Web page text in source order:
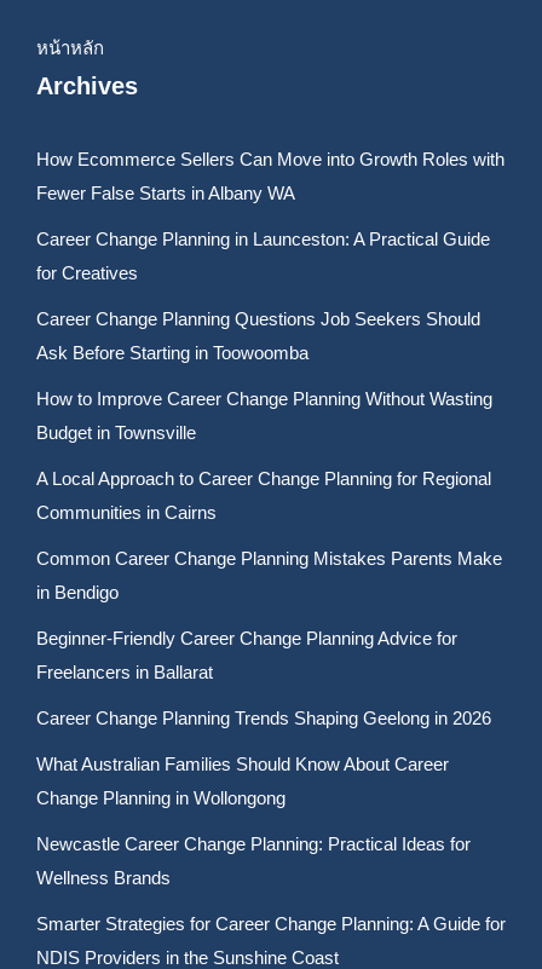
หน้าหลัก
Archives
How Ecommerce Sellers Can Move into Growth Roles with
Fewer False Starts in Albany WA
Career Change Planning in Launceston: A Practical Guide
for Creatives
Career Change Planning Questions Job Seekers Should
Ask Before Starting in Toowoomba
How to Improve Career Change Planning Without Wasting
Budget in Townsville
A Local Approach to Career Change Planning for Regional
Communities in Cairns
Common Career Change Planning Mistakes Parents Make
in Bendigo
Beginner-Friendly Career Change Planning Advice for
Freelancers in Ballarat
Career Change Planning Trends Shaping Geelong in 2026
What Australian Families Should Know About Career
Change Planning in Wollongong
Newcastle Career Change Planning: Practical Ideas for
Wellness Brands
Smarter Strategies for Career Change Planning: A Guide for
NDIS Providers in the Sunshine Coast